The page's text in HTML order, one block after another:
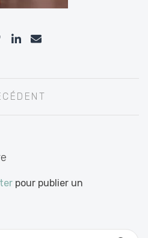
pour publier un